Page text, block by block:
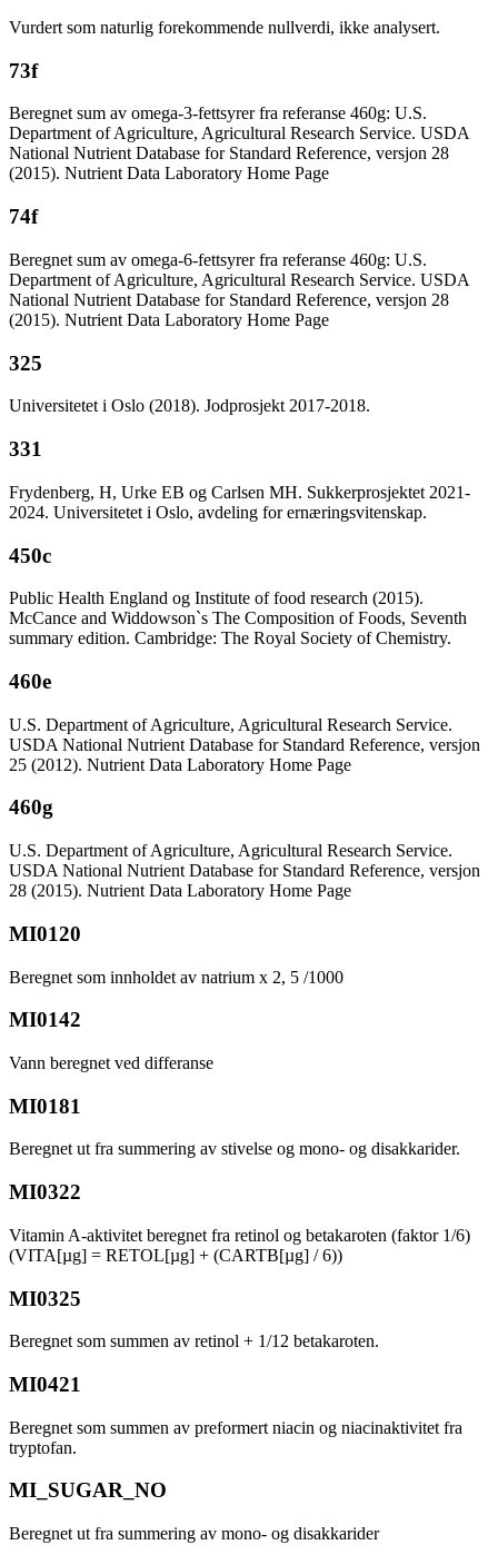
Vurdert som naturlig forekommende nullverdi, ikke analysert.
73f
Beregnet sum av omega-3-fettsyrer fra referanse 460g: U.S.
Department of Agriculture, Agricultural Research Service. USDA
National Nutrient Database for Standard Reference, versjon 28
(2015). Nutrient Data Laboratory Home Page
74f
Beregnet sum av omega-6-fettsyrer fra referanse 460g: U.S.
Department of Agriculture, Agricultural Research Service. USDA
National Nutrient Database for Standard Reference, versjon 28
(2015). Nutrient Data Laboratory Home Page
325
Universitetet i Oslo (2018). Jodprosjekt 2017-2018.
331
Frydenberg, H, Urke EB og Carlsen MH. Sukkerprosjektet 2021-
2024. Universitetet i Oslo, avdeling for ernæringsvitenskap.
450c
Public Health England og Institute of food research (2015).
McCance and Widdowson`s The Composition of Foods, Seventh
summary edition. Cambridge: The Royal Society of Chemistry.
460e
U.S. Department of Agriculture, Agricultural Research Service.
USDA National Nutrient Database for Standard Reference, versjon
25 (2012). Nutrient Data Laboratory Home Page
460g
U.S. Department of Agriculture, Agricultural Research Service.
USDA National Nutrient Database for Standard Reference, versjon
28 (2015). Nutrient Data Laboratory Home Page
MI0120
Beregnet som innholdet av natrium x 2, 5 /1000
MI0142
Vann beregnet ved differanse
MI0181
Beregnet ut fra summering av stivelse og mono- og disakkarider.
MI0322
Vitamin A-aktivitet beregnet fra retinol og betakaroten (faktor 1/6)
(VITA[µg] = RETOL[µg] + (CARTB[µg] / 6))
MI0325
Beregnet som summen av retinol + 1/12 betakaroten.
MI0421
Beregnet som summen av preformert niacin og niacinaktivitet fra
tryptofan.
MI_SUGAR_NO
Beregnet ut fra summering av mono- og disakkarider